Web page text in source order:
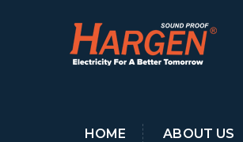
HOME ABOUT US